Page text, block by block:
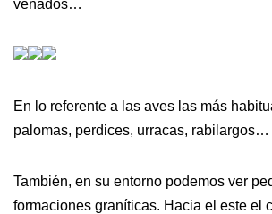
venados…
En lo referente a las aves las más
palomas, perdices, urracas, rabilargos…
También, en su entorno podemos ver
formaciones graníticas. Hacia el este el